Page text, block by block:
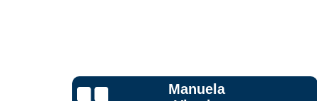
Cibelle